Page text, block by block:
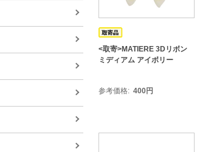
<取寄>MATIERE 3Dリボン
ミディアム アイボリー
参考価格 400円